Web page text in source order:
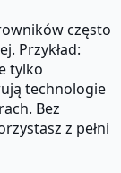
często
Przykład:
tylko
technologie
Bez
z pełni